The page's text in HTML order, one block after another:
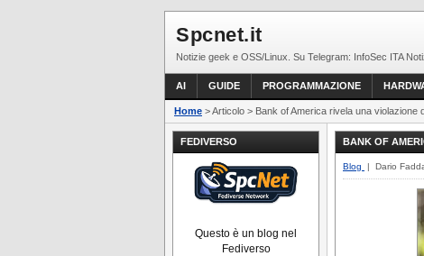
Spcnet.it
Notizie geek e OSS/Linux. Su Telegram: InfoSec ITA
AI GUIDE PROGRAMMAZIONE
Home > Articolo > Bank of America rivela una
FEDIVERSO
Questo è un blog nel
Fediverso
BANK OF
Blog | Dario